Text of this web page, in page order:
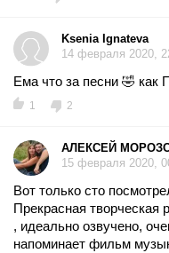
Ksenia Ignateva
14 февраля 2020,
Ема что за песни 🤣 как
1 2
АЛЕКСЕЙ
15 февраля 2020,
Вот только сто
Прекрасная творческая
, идеально озвучено,
напоминает фильм